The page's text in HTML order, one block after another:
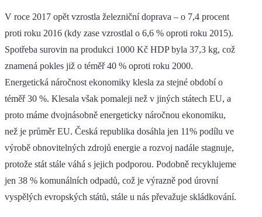
V roce 2017 opět vzrostla železniční doprava – o 7,4 procent
proti roku 2016 (kdy zase vzrostlal o 6,6 % oproti roku 2015).
Spotřeba surovin na produkci 1000 Kč HDP byla 37,3 kg, což
znamená pokles již o téměř 40 % oproti roku 2000.
Energetická náročnost ekonomiky klesla za stejné období o
téměř 30 %. Klesala však pomaleji než v jiných státech EU, a
proto máme dvojnásobně energeticky náročnou ekonomiku,
než je průměr EU. Česká republika dosáhla jen 11% podílu ve
výrobě obnovitelných zdrojů energie a rozvoj nadále stagnuje,
protože stát stále váhá s jejich podporou. Podobně recyklujeme
jen 38 % komunálních odpadů, což je výrazně pod úrovní
vyspělých evropských států, stále u nás převažuje skládkování.